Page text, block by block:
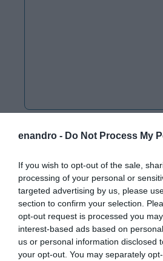
enandro - Do Not Process My
If you wish to opt-out of the sale,
processing of your personal or
targeted advertising by us, please
section to confirm your selection.
opt-out request is processed you
interest-based ads based on
us or personal information disclosed
your opt-out. You may separately